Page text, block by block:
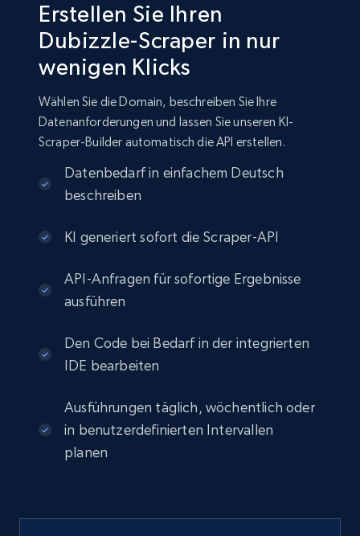
Erstellen Sie Ihren
Dubizzle-Scraper in nur
wenigen Klicks
Wählen Sie die Domain, beschreiben Sie Ihre
Datenanforderungen und lassen Sie unseren KI-
Scraper-Builder automatisch die API erstellen.
Datenbedarf in einfachem Deutsch
beschreiben
KI generiert sofort die Scraper-API
API-Anfragen für sofortige Ergebnisse
ausführen
Den Code bei Bedarf in der integrierten
IDE bearbeiten
Ausführungen täglich, wöchentlich oder
in benutzerdefinierten Intervallen
planen